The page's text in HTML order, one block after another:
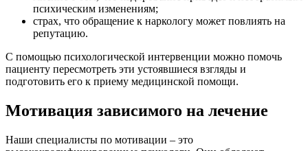
психическим изменениям;
страх, что обращение к наркологу может повлиять на
репутацию.
С помощью психологической интервенции можно помочь
пациенту пересмотреть эти устоявшиеся взгляды и
подготовить его к приему медицинской помощи.
Мотивация зависимого на лечение
Наши специалисты по мотивации – это